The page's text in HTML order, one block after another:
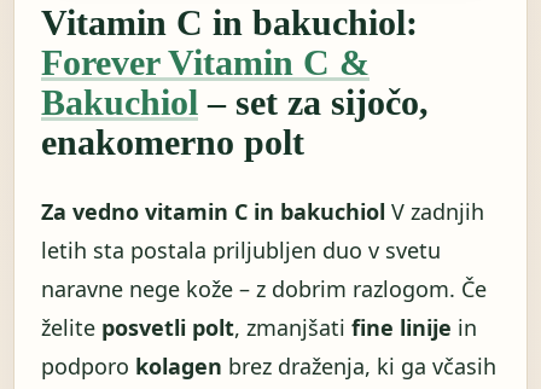
Vitamin C in bakuchiol:
Forever Vitamin C &
Bakuchiol – set za sijočo,
enakomerno polt
Za vedno vitamin C in bakuchiol V zadnjih
letih sta postala priljubljen duo v svetu
naravne nege kože – z dobrim razlogom. Če
želite posvetli polt, zmanjšati fine linije in
podporo kolagen brez draženja, ki ga včasih